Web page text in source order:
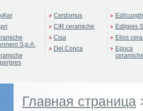
S.p.A.
Cerdomus
CIR ceramiche
Cisa
Del Conca
Edilgres
Elios
Epoca
Главная страница